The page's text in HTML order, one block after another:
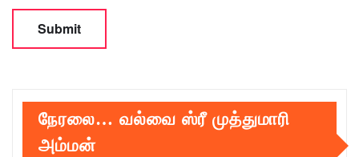
நேரலை… வல்வை ஸ்ரீ முத்துமாரி
அம்மன்